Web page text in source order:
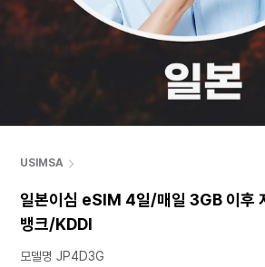
USIMSA
일본이심 eSIM 4일/매일 3GB 이후
뱅크/KDDI
모델명 JP4D3G